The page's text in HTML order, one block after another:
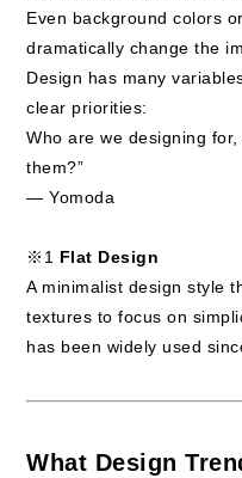
Even background colors
dramatically change the
Design has many
clear priorities:
Who are we designing
them?”
— Yomoda
※1 Flat Design
A minimalist design style
textures to focus on
has been widely used
What Design